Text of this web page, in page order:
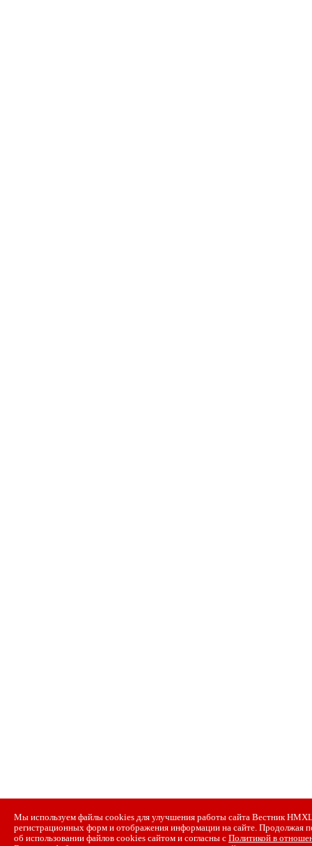
Мы используем файлы cookies для улучшения работы сайта Вестник
регистрационных форм и отображения информации на сайте. Продолжая
об использовании файлов cookies сайтом и согласны с Политикой в